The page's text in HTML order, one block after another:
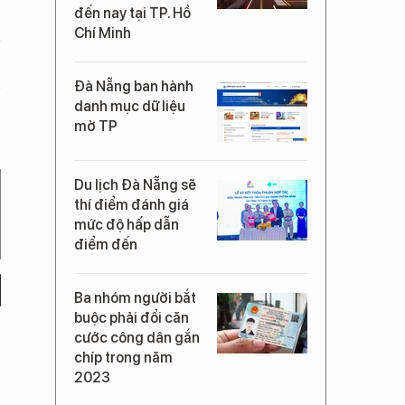
đến nay tại TP. Hồ
Chí Minh
Đà Nẵng ban hành
danh mục dữ liệu
mở TP
Du lịch Đà Nẵng sẽ
thí điểm đánh giá
mức độ hấp dẫn
điểm đến
Ba nhóm người bắt
buộc phải đổi căn
cước công dân gắn
chíp trong năm
2023